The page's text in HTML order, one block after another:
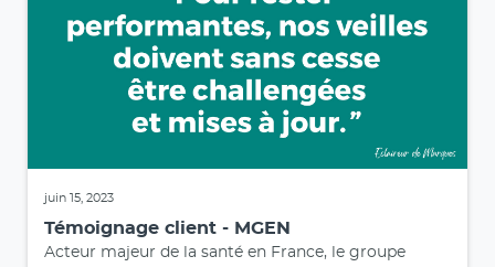
juin 15, 2023
Témoignage client - MGEN
Acteur majeur de la santé en France, le groupe